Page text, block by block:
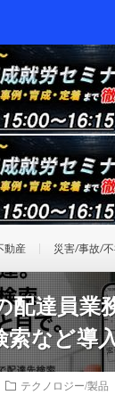
動産 災害/事故/
配達員業
索など導
テクノロジー/製品